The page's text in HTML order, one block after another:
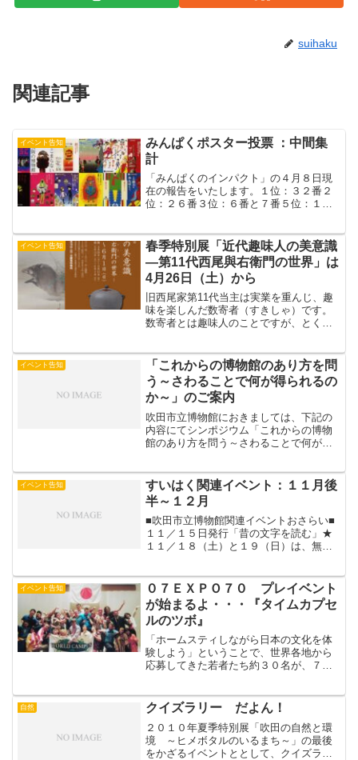
suihaku
関連記事
イベント告知
みんぱくポスター投票 ：中間集
計
「みんぱくのインパクト」の４月８日現
在の報告をいたします。１位：３２番２
位：２６番３位：６番と７番５位：１６
が、展示が４月２２日（火）までに延長
されることになり、それに...
イベント告知
春季特別展「近代趣味人の美意識
―第11代西尾與右衛門の世界」は
4月26日（土）から
旧西尾家第11代当主は実業を重んじ、趣
味を楽しんだ数寄者（すきしゃ）です。
数寄者とは趣味人のことですが、とくに
のコレクションが見ものです。また彼は
「薄命の貴公子」貴志康...
イベント告知
「これからの博物館のあり方を問
う～さわることで何が得られるの
か～」のご案内
吹田市立博物館におきましては、下記の
内容にてシンポジウム「これからの博物
館のあり方を問う～さわることで何が得
～～～～～～～～～～～以下、転送歓迎
～～～～～～～～～～～◇...
イベント告知
すいはく関連イベント：１１月後
半～１２月
■吹田市立博物館関連イベントおさらい■
１１／１５日発行「昔の文字を読む」★
１１／１８（土）と１９（日）は、無料
原学11 / 19（日） ★無料観覧日★ 「マ
ヤ...
イベント告知
０７ＥＸＰＯ７０ プレイベント
が始まるよ・・・『タイムカプセ
ルのツボ』
「ホームスティしながら日本の文化を体
験しよう」ということで、世界各地から
応募してきた若者たち約３０名が、７月
～１０日間滞在し、その町の特徴的な文
化や環境に触れるというプ...
自然 クイズラリー だよん！
２０１０年夏季特別展「吹田の自然と環
境 ～ヒメボタルのいるまち～」の最後
をかざるイベントととして、クイズラリ